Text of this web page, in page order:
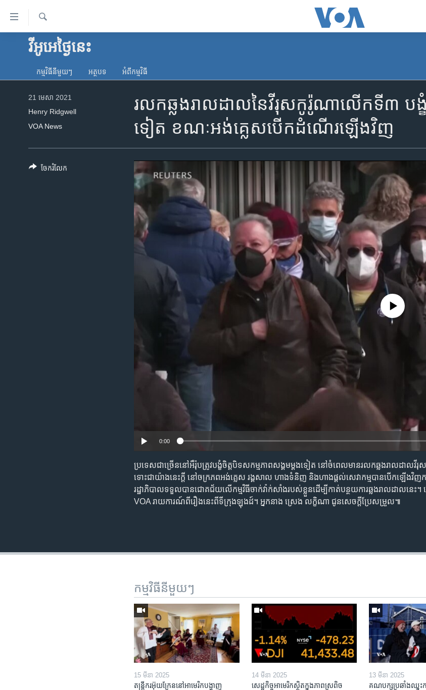
ទៅ​
គេហទំព័រ​
ទាក់ទង
និង​អាមេរិក
ទូរទស្សន៍ / វីដេអូ​
ស្វែង​
រក
វីអូអេថ្ងៃនេះ
កម្មវិធី​នីមួយៗ អត្ថបទ​ អំពី​កម្មវិធី​
រលកឆ្លងរាលដាលនៃវីរុសកូរ៉ូណាលើកទី៣ បង្
ទៀត ខណៈអង់គ្លេសបើកដំណើរឡើងវិញ
21 មេសា 2021
Henry Ridgwell
VOA News
No media source
0:00
ប្រទេសជាច្រើននៅអឺរ៉ុបត្រូវបង្ខំចិត្តបិទសកម្មភាពសង្គមម្តងទៀត នៅចំពេលមានរលកឆ្លងរាលដាល
ទោះជាយ៉ាងនេះក្តី នៅចក្រភពអង់គ្លេស រង្គសាល ហាងទំនិញ និងហាងផ្តល់សេវាកម្មបានបើកឡើងវិ
រដ្ឋាភិបាលទទួលបានជោគជ័យលើកម្មវិធីចាក់វ៉ាក់សាំងរបស់ខ្លួនដើម្បីកាត់បន្ថយការឆ្លងរាលដាលនេ
VOA រាយការណ៍ពីរឿងនេះពីទីក្រុងឡុងដ៍។ អ្នកនាង ស្រេង លក្ខិណា ជូនសេចក្តីប្រែសម្រួល៕
ចែករំលែក
កម្មវិធី​នីមួយៗ
15 មីនា 2025
តន្ត្រីករ​អ៊ុយក្រែន​នៅ​អាមេរិក​បង្ហាញ​
14 មីនា 2025
សេដ្ឋកិច្ច​អាមេរិក​ស្ថិត​ក្នុង​ភាពស្រពិច
13 មីនា 2025
គណបក្ស​ប្រឆាំង​ឈ្នះ​ក